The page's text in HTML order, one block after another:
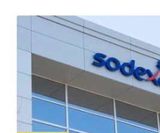
Lieferung, Abholung und Store
positionieren.